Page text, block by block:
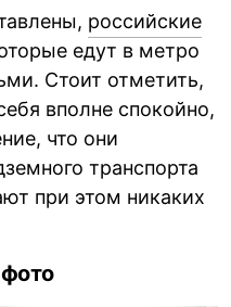
российские
едут в метро
Стоит отметить,
вполне спокойно,
что они
транспорта
при этом никаких